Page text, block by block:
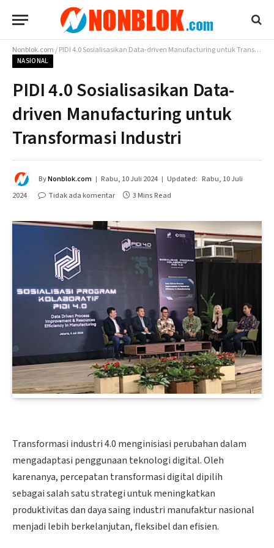
Nonblok.com/PIDI 4.0 Sosialisasikan Data-driven Manufacturing untuk Transformasi Industri
NASIONAL
PIDI 4.0 Sosialisasikan Data-
driven Manufacturing untuk
Transformasi Industri
ByNonblok.com Rabu, 10 Juli 2024 Updated: Rabu, 10 Juli
2024
Tidak ada komentar 3 Mins Read
Transformasi industri 4.0 menginisiasi perubahan dalam
mengadaptasi penggunaan teknologi digital. Oleh
karenanya, percepatan transformasi digital dipilih
sebagai salah satu strategi untuk meningkatkan
produktivitas dan daya saing industri manufaktur nasional
menjadi lebih berkelanjutan, fleksibel dan efisien.